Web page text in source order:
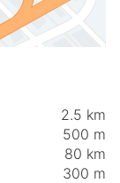
2.5 km
500 m
80 km
300 m